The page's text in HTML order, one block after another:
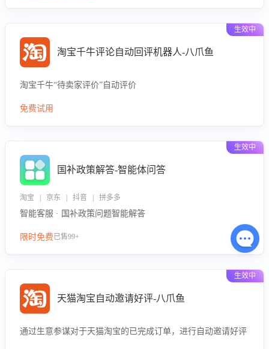
生效中
淘宝千牛评论自动回评机器人-八爪鱼
淘宝千牛“待卖家评价”自动评价
免费试用
生效中
国补政策解答-智能体问答
淘宝 | 京东 | 抖音 | 拼多多
智能客服 · 国补政策问题智能解答
限时免费已售99+
生效中
天猫淘宝自动邀请好评-八爪鱼
通过生意参谋对于天猫淘宝的已完成订单，进行自动邀请好评